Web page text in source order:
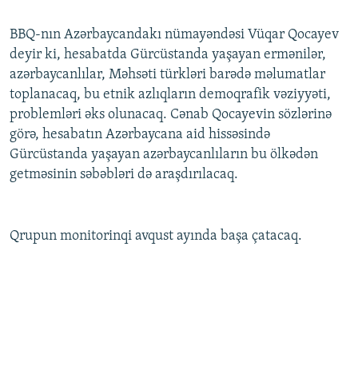
İNFOQRAFIKA
KARIKATURA
AZƏRBAYCAN ƏDƏBIYYATI KITABXANASI
İSLAM VƏ DEMOKRATIYA
İZ - MƏDƏNIYYƏT PROQRAMI
MISSIYAMIZ
PEŞƏ ETIKASI VƏ JURNALISTIKA STANDARTLARIMIZ
MATERIALLARIMIZDAN ISTIFADƏ
AZADLIQRADIOSU MOBIL TELEFONUNUZDA
BIZIMLƏ ƏLAQƏ
XƏBƏR BÜLLETENLƏRIMIZ
BIZI IZLƏ
RFE/RL-in bütün saytları
BBQ-nın Azərbaycandakı nümayəndəsi Vüqar Qocayev
deyir ki, hesabatda Gürcüstanda yaşayan ermənilər,
azərbaycanlılar, Məhsəti türkləri barədə məlumatlar
toplanacaq, bu etnik azlıqların demoqrafik vəziyyəti,
problemləri əks olunacaq. Cənab Qocayevin sözlərinə
görə, hesabatın Azərbaycana aid hissəsində
Gürcüstanda yaşayan azərbaycanlıların bu ölkədən
getməsinin səbəbləri də araşdırılacaq.
Qrupun monitorinqi avqust ayında başa çatacaq.